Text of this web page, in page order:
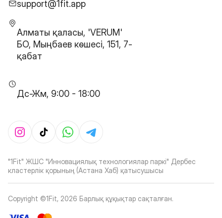
support@1fit.app
Алматы қаласы, 'VERUM'
БО, Мыңбаев көшесі, 151, 7-
қабат
Дс-Жм, 9:00 - 18:00
"1Fit" ЖШС "Инновациялық технологиялар паркі" Дербес
кластерлік қорының (Астана Хаб) қатысушысы
Copyright ©1Fit, 2026 Барлық құқықтар сақталған.